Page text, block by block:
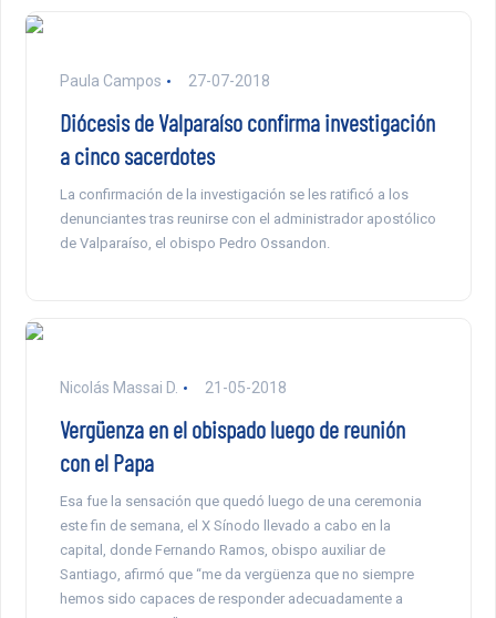
Paula Campos 27-07-2018
Diócesis de Valparaíso confirma investigación
a cinco sacerdotes
La confirmación de la investigación se les ratificó a los
denunciantes tras reunirse con el administrador apostólico
de Valparaíso, el obispo Pedro Ossandon.
Nicolás Massai D. 21-05-2018
Vergüenza en el obispado luego de reunión
con el Papa
Esa fue la sensación que quedó luego de una ceremonia
este fin de semana, el X Sínodo llevado a cabo en la
capital, donde Fernando Ramos, obispo auxiliar de
Santiago, afirmó que “me da vergüenza que no siempre
hemos sido capaces de responder adecuadamente a